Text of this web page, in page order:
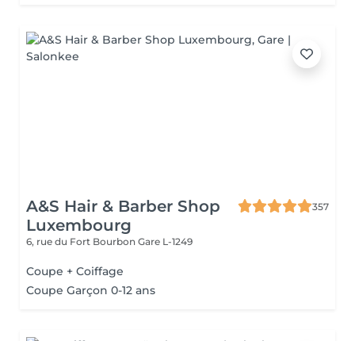
A&S Hair & Barber Shop
Luxembourg
357
6, rue du Fort Bourbon Gare L-1249
Coupe + Coiffage
Coupe Garçon 0-12 ans